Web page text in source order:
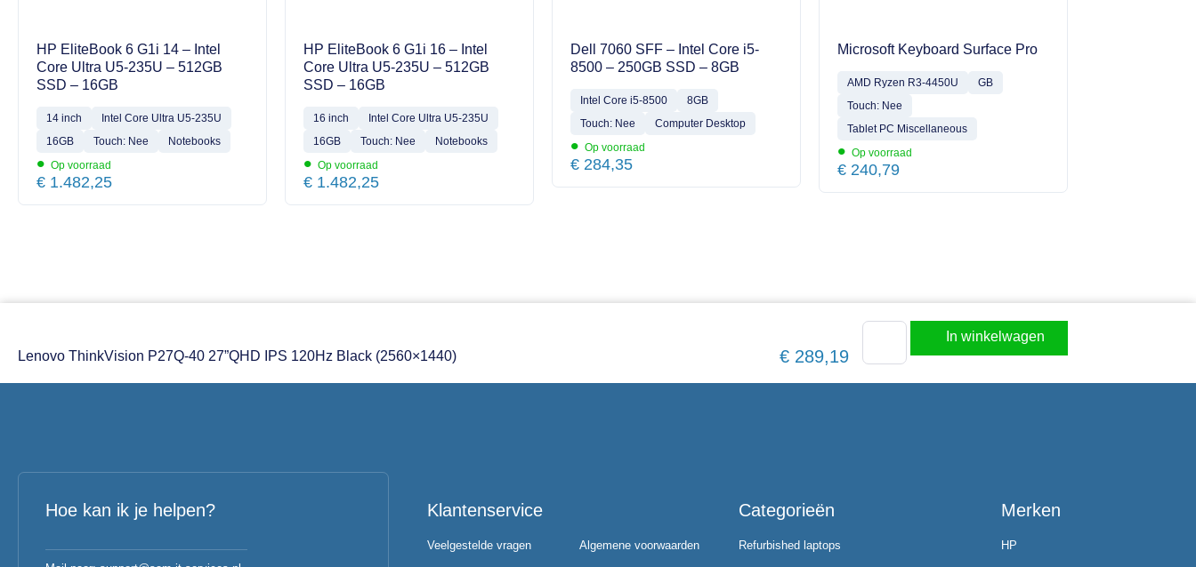
HP EliteBook 6 G1i 14 – Intel
Core Ultra U5-235U – 512GB
SSD – 16GB
14 inch
Intel Core Ultra U5-235U
16GB
Touch: Nee Notebooks
• Op voorraad
€ 1.482,25
HP EliteBook 6 G1i 16 – Intel
Core Ultra U5-235U – 512GB
SSD – 16GB
16 inch
Intel Core Ultra U5-235U
16GB
Touch: Nee Notebooks
• Op voorraad
€ 1.482,25
Dell 7060 SFF – Intel Core i5-
8500 – 250GB SSD – 8GB
Intel Core i5-8500
8GB
Touch: Nee
Computer Desktop
• Op voorraad
€ 284,35
Microsoft Keyboard Surface Pro
AMD Ryzen R3-4450U
GB
Touch: Nee
Tablet PC Miscellaneous
• Op voorraad
€ 240,79
Lenovo ThinkVision P27Q-40 27”QHD IPS 120Hz Black (2560×1440) € 289,19
In winkelwagen
Hoe kan ik je helpen? Klantenservice
Veelgestelde vragen Algemene voorwaarden
Categorieën
Refurbished laptops
Merken
HP